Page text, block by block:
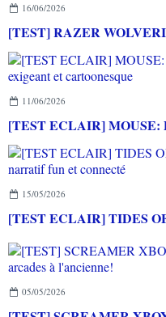
16/06/2026
11/06/2026
15/05/2026
05/05/2026